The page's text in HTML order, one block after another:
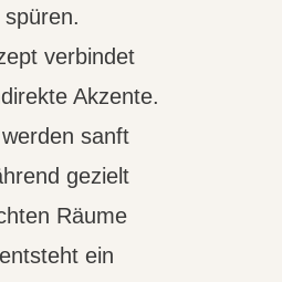
verbindet
Akzente.
sanft
gezielt
Räume
ein